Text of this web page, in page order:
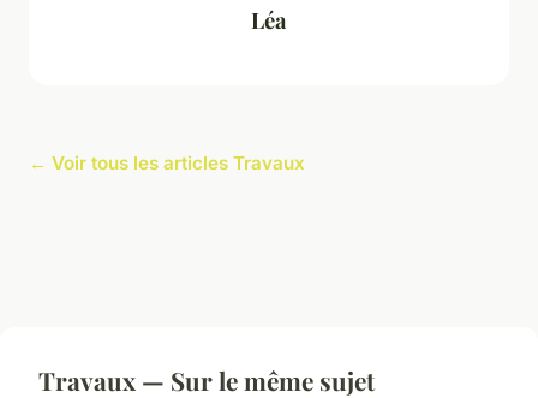
Léa
← Voir tous les articles Travaux
Travaux — Sur le même sujet